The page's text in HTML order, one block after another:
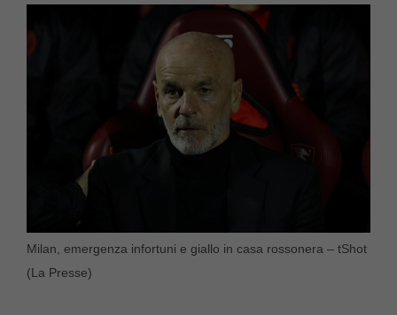
Milan, emergenza infortuni e giallo in casa rossonera – tShot
(La Presse)